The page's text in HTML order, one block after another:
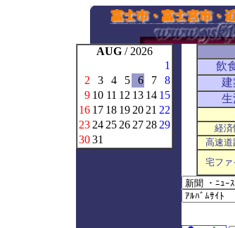
AUG/ 2026
1
2
3 4 5 6 7
8
9 10 11 12 13 14 15
16 17 18 19 20 21 22
23 24 25 26 27 28 29
30 31
飲
建
生
経済
高速道
宅ファ